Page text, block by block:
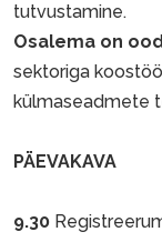
tutvustamine.
Osalema on
sektoriga
külmaseadmete
PÄEVAKAVA
9.30